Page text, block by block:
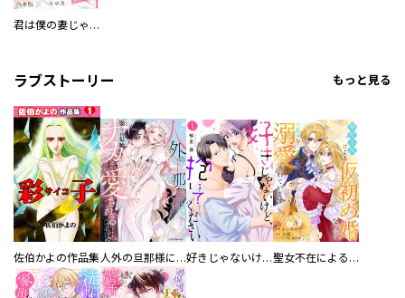
君は僕の妻じゃない～マガイモノの結婚生活はじめます～【フルカラー】【合本版】
ラブストーリー もっと見る
佐伯かよの作品集 人外の旦那様に娶られ毎晩ナカまで愛される…。アンソロジー 好きじゃないけど、抱いてください【電子単行本版／特典おまけ付き】 聖女不在による仮初め婚なのに、不器用な王太子に溺愛されています【電子単行本版／特典おまけ付き】